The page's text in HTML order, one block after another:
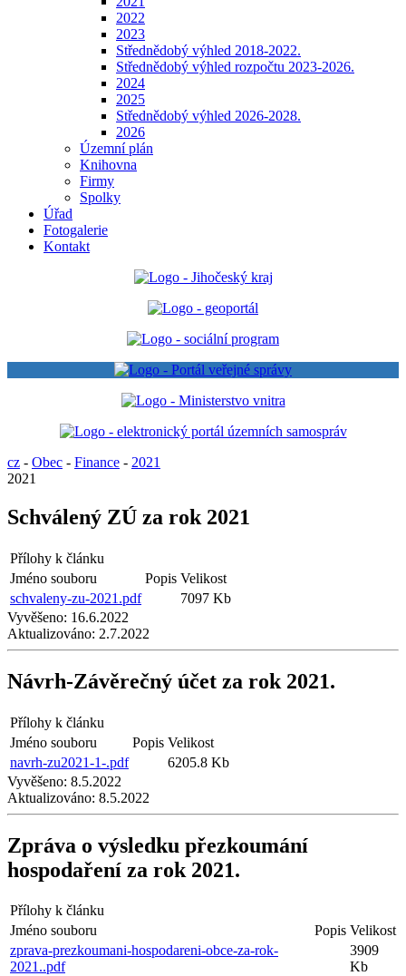
2022
2023
Střednědobý výhled 2018-2022.
Střednědobý výhled rozpočtu 2023-2026.
2024
2025
Střednědobý výhled 2026-2028.
2026
Územní plán
Knihovna
Firmy
Spolky
Úřad
Fotogalerie
Kontakt
cz - Obec - Finance - 2021
2021
Schválený ZÚ za rok 2021
Přílohy k článku
Jméno souboru
Popis Velikost
schvaleny-zu-2021.pdf
7097 Kb
Vyvěšeno: 16.6.2022
Aktualizováno: 2.7.2022
Návrh-Závěrečný účet za rok 2021.
Přílohy k článku
Jméno souboru
Popis Velikost
navrh-zu2021-1-.pdf
6205.8 Kb
Vyvěšeno: 8.5.2022
Aktualizováno: 8.5.2022
Zpráva o výsledku přezkoumání
hospodaření za rok 2021.
Přílohy k článku
Jméno souboru
Popis Velikost
zprava-prezkoumani-hospodareni-obce-za-rok-
2021..pdf
3909
Kb